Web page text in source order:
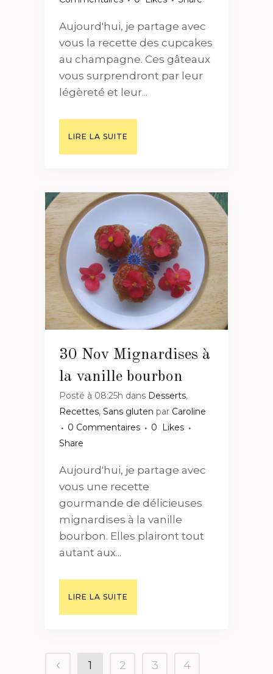
Aujourd'hui, je partage avec
vous la recette des cupcakes
au champagne. Ces gâteaux
vous surprendront par leur
légèreté et leur...
LIRE LA SUITE
30 Nov Mignardises à
la vanille bourbon
Posté à 08:25h dans Desserts,
Recettes, Sans gluten par Caroline
0 Commentaires
0
Likes
Share
Aujourd'hui, je partage avec
vous une recette
gourmande de délicieuses
mignardises à la vanille
bourbon. Elles plairont tout
autant aux...
LIRE LA SUITE
1 2 3 4